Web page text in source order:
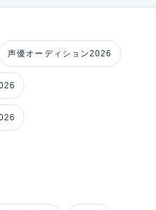
声優オーディション2026